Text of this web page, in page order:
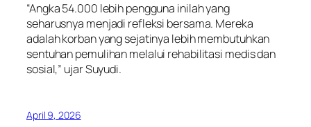
“Angka 54.000 lebih pengguna inilah yang
seharusnya menjadi refleksi bersama. Mereka
adalah korban yang sejatinya lebih membutuhkan
sentuhan pemulihan melalui rehabilitasi medis dan
sosial,” ujar Suyudi.
April 9, 2026